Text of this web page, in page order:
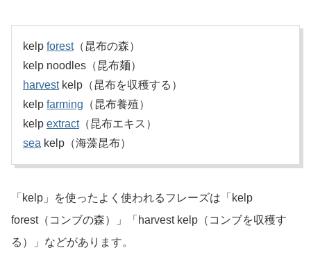
kelp forest（昆布の森）
kelp noodles（昆布麺）
harvestkelp（昆布を収穫する）
kelp farming （昆布養殖）
kelp extract（昆布エキス）
sea kelp（海藻昆布）
「kelp」を使ったよく使われるフレーズは「kelp
forest（コンブの森）」「harvest kelp（コンブを収穫す
る）」などがあります。